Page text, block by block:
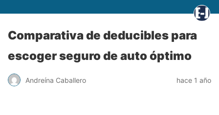
Comparativa de deducibles para
escoger seguro de auto óptimo
Andreína Caballero hace 1 año